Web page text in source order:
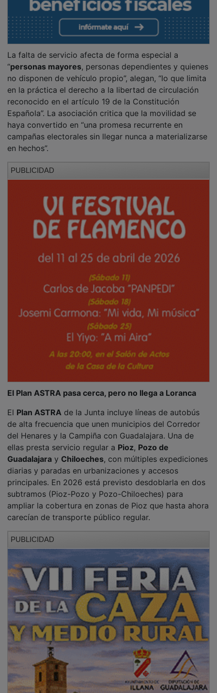
La falta de servicio afecta de forma especial a
personas mayores, personas dependientes y quienes
no disponen de vehículo propio”, alegan, “lo que limita
en la práctica el derecho a la libertad de circulación
reconocido en el artículo 19 de la Constitución
Española”. La asociación critica que la movilidad se
haya convertido en “una promesa recurrente en
campañas electorales sin llegar nunca a materializarse
El Plan ASTRA pasa cerca, pero no llega a Loranca
El
Plan ASTRA
de la Junta incluye líneas de autobús
de alta frecuencia que unen municipios del Corredor
del Henares y la Campiña con Guadalajara. Una de
ellas presta servicio regular a
Pioz,Pozo de
Guadalajara
yChiloeches , con múltiples expediciones
diarias y paradas en urbanizaciones y accesos
principales. En 2026 está previsto desdoblarla en dos
subtramos (Pioz-Pozo y Pozo-Chiloeches) para
ampliar la cobertura en zonas de Pioz que hasta ahora
carecían de transporte público regular.